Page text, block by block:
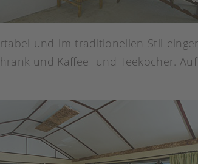
und im traditionellen Stil
und Kaffee- und Teekocher.